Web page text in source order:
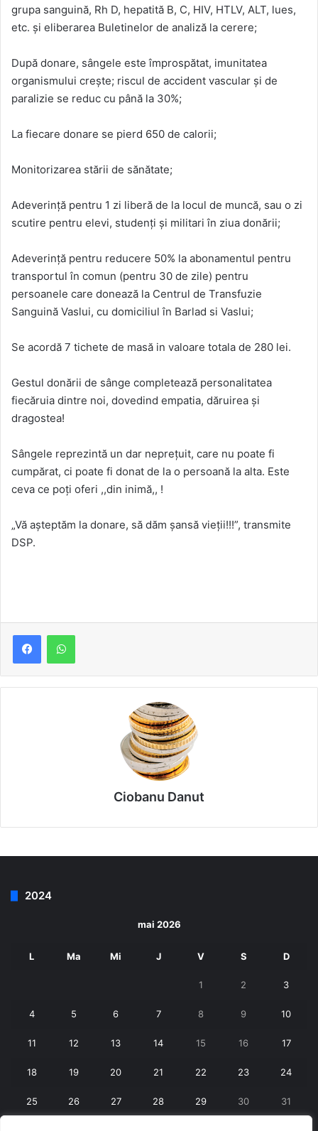
grupa sanguină, Rh D, hepatită B, C, HIV, HTLV, ALT, lues,
etc. și eliberarea Buletinelor de analiză la cerere;
După donare, sângele este împrospătat, imunitatea
organismului crește; riscul de accident vascular și de
paralizie se reduc cu până la 30%;
La fiecare donare se pierd 650 de calorii;
Monitorizarea stării de sănătate;
Adeverință pentru 1 zi liberă de la locul de muncă, sau o zi
scutire pentru elevi, studenți și militari în ziua donării;
Adeverință pentru reducere 50% la abonamentul pentru
transportul în comun (pentru 30 de zile) pentru
persoanele care donează la Centrul de Transfuzie
Sanguină Vaslui, cu domiciliul în Barlad si Vaslui;
Se acordă 7 tichete de masă in valoare totala de 280 lei.
Gestul donării de sânge completează personalitatea
fiecăruia dintre noi, dovedind empatia, dăruirea și
dragostea!
Sângele reprezintă un dar neprețuit, care nu poate fi
cumpărat, ci poate fi donat de la o persoană la alta. Este
ceva ce poți oferi ,,din inimă,, !
„Vă așteptăm la donare, să dăm șansă vieții!!!”, transmite
DSP.
Ciobanu Danut
2024
mai 2026
L Ma Mi J V S D
1 2 3
4 5 6 7 8 9 10
11 12 13 14 15 16 17
18 19 20 21 22 23 24
25 26 27 28 29 30 31